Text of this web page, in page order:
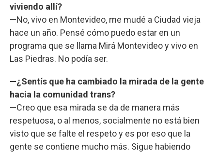
viviendo allí?
—No, vivo en Montevideo, me mudé a Ciudad vieja
hace un año. Pensé cómo puedo estar en un
programa que se llama Mirá Montevideo y vivo en
Las Piedras. No podía ser.
—¿Sentís que ha cambiado la mirada de la gente
hacia la comunidad trans?
—Creo que esa mirada se da de manera más
respetuosa, o al menos, socialmente no está bien
visto que se falte el respeto y es por eso que la
gente se contiene mucho más. Sigue habiendo